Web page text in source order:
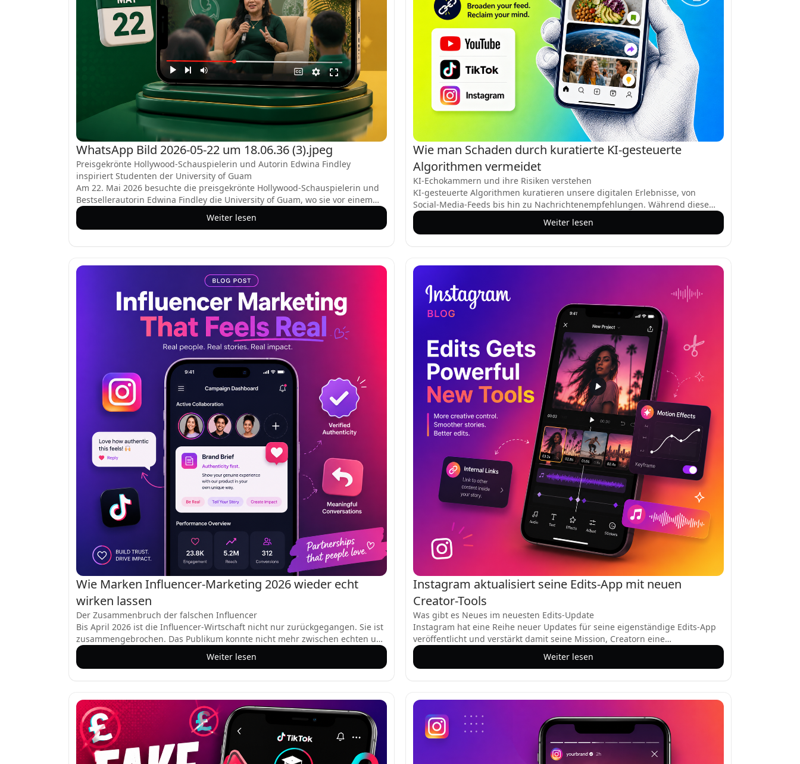
WhatsApp Bild 2026-05-22 um 18.06.36 (3).jpeg
Preisgekrönte Hollywood-Schauspielerin und Autorin Edwina Findley
inspiriert Studenten der University of Guam
Am 22. Mai 2026 besuchte die preisgekrönte Hollywood-Schauspielerin und
Bestsellerautorin Edwina Findley die University of Guam, wo sie vor einem
begeisterten Publikum aus Studenten, Dozenten und Gemeindemitgliedern
sprach. Ihr Vortrag, der sich um Resilienz und die Kraft des
bleibenden Eindruck.
Weiter lesen
Wie man Schaden durch kuratierte KI-gesteuerte
Algorithmen vermeidet
KI-Echokammern und ihre Risiken verstehen
KI-gesteuerte Algorithmen kuratieren unsere digitalen Erlebnisse, von
Social-Media-Feeds bis hin zu Nachrichtenempfehlungen. Während diese
Personalisierung den Komfort erhöhen kann, schafft sie auch
„Echokammern“ – geschlossene Umgebungen, in denen Sie wiederholt
Fehlinformationen verstärken, Polarisierung vertiefen und sogar zu
ist der erste Schritt, um sich vor ihrem potenziellen Schaden zu schützen.
Weiter lesen
Wie Marken Influencer-Marketing 2026 wieder echt
wirken lassen
Der Zusammenbruch der falschen Influencer
Bis April 2026 ist die Influencer-Wirtschaft nicht nur zurückgegangen. Sie ist
zusammengebrochen. Das Publikum konnte nicht mehr zwischen echten und
KI-generierten Inhalten unterscheiden: KI-Körper, die von echten Menschen
nicht zu unterscheiden sind (99,2 % Genauigkeit bei Erkennungstests), KI-
Die Folge? Das Publikum gab auf, Inhalte zu authentifizieren. Wenn man
nicht erkennen kann, was echt ist, hört man auf, irgendetwas zu vertrauen.
Für die Gen Z war der Wandel besonders deutlich: 71 % gaben an, nicht
mehr zu wissen, ob Influencer echt sind, und ganze 62 % gaben zu, dass es
ihnen egal war. Der Todesstoß? 84 % vertrauen jetzt den Empfehlungen ihrer
Freunde mehr als jedem Creator. Die Ära der falschen Influencer ist vorbei.
Weiter lesen
Instagram aktualisiert seine Edits-App mit neuen
Creator-Tools
Was gibt es Neues im neuesten Edits-Update
Instagram hat eine Reihe neuer Updates für seine eigenständige Edits-App
veröffentlicht und verstärkt damit seine Mission, Creatorn eine
leistungsstarke, native Videobearbeitung zu bieten. Die neuesten
Änderungen gehen über oberflächliche Anpassungen hinaus – sie sollen den
ist, was sich geändert hat.
Weiter lesen